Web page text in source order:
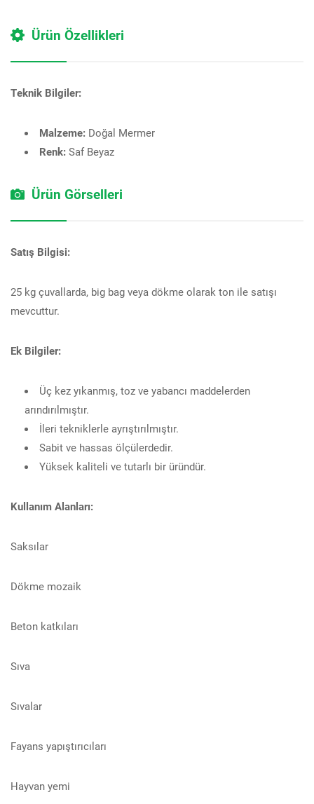
Ürün Özellikleri
Teknik Bilgiler:
Malzeme: Doğal Mermer
Renk: Saf Beyaz
Ürün Görselleri
Satış Bilgisi:
25 kg çuvallarda, big bag veya dökme olarak ton ile satışı
mevcuttur.
Ek Bilgiler:
Üç kez yıkanmış, toz ve yabancı maddelerden
arındırılmıştır.
İleri tekniklerle ayrıştırılmıştır.
Sabit ve hassas ölçülerdedir.
Yüksek kaliteli ve tutarlı bir üründür.
Kullanım Alanları:
Saksılar
Dökme mozaik
Beton katkıları
Sıva
Sıvalar
Fayans yapıştırıcıları
Hayvan yemi